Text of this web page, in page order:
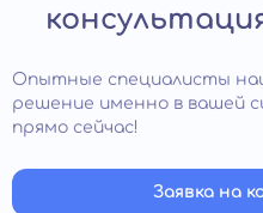
Опытные специалисты
решение именно в вашей
прямо сейчас!
Заявка на